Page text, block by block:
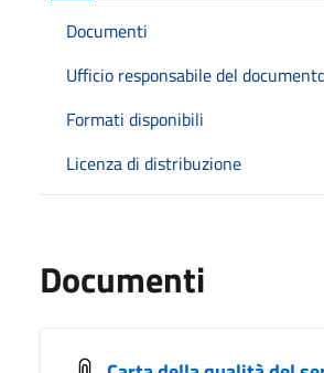
Documenti
Ufficio responsabile del
Formati disponibili
Licenza di distribuzione
Documenti